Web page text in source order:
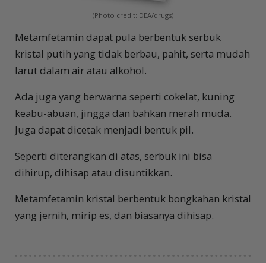
(Photo credit: DEA/drugs)
Metamfetamin dapat pula berbentuk serbuk
kristal putih yang tidak berbau, pahit, serta mudah
larut dalam air atau alkohol.
Ada juga yang berwarna seperti cokelat, kuning
keabu-abuan, jingga dan bahkan merah muda.
Juga dapat dicetak menjadi bentuk pil.
Seperti diterangkan di atas, serbuk ini bisa
dihirup, dihisap atau disuntikkan.
Metamfetamin kristal berbentuk bongkahan kristal
yang jernih, mirip es, dan biasanya dihisap.